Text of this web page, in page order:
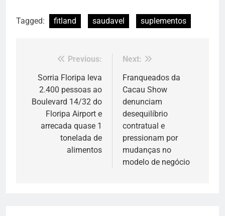
Tagged: fitland saudavel suplementos
Navegação
de
Post
Previous:
Sorria Floripa leva
2.400 pessoas ao
Boulevard 14/32 do
Floripa Airport e
arrecada quase 1
tonelada de
alimentos
Next:
Franqueados da
Cacau Show
denunciam
desequilíbrio
contratual e
pressionam por
mudanças no
modelo de negócio